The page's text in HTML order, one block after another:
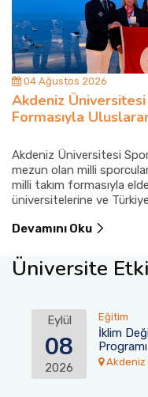
04 Ağustos 2026
Akdeniz Üniversitesi
Formasıyla
Akdeniz Üniversitesi
mezun olan milli
milli takım formasıyla
üniversitelerine ve
Devamını Oku
Üniversite
Eylül
08
2026
Eğitim
İklim
Programı
Akdeniz Üniversitesi, İktisadi ve İdari Bilimler